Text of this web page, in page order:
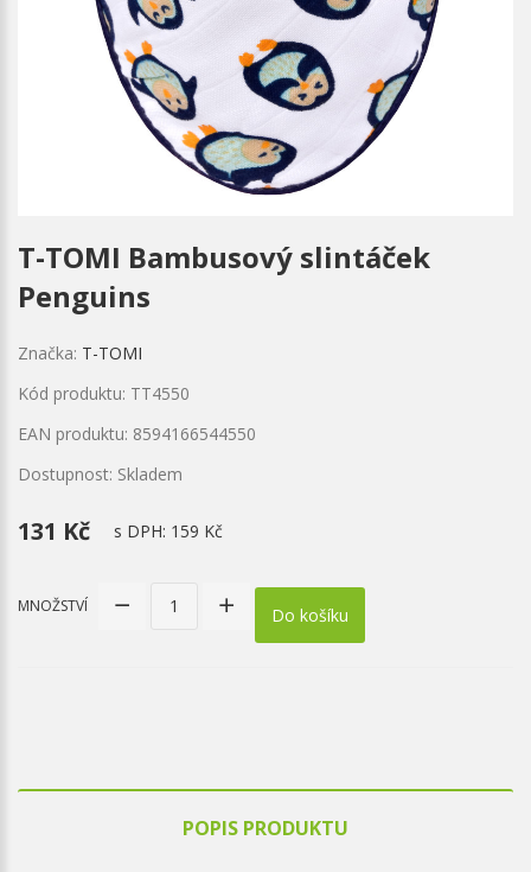
T-TOMI Bambusový slintáček
Penguins
Značka: T-TOMI
Kód produktu: TT4550
EAN produktu: 8594166544550
Dostupnost: Skladem
131 Kč s DPH: 159 Kč
MNOŽSTVÍ Do košíku
POPIS PRODUKTU